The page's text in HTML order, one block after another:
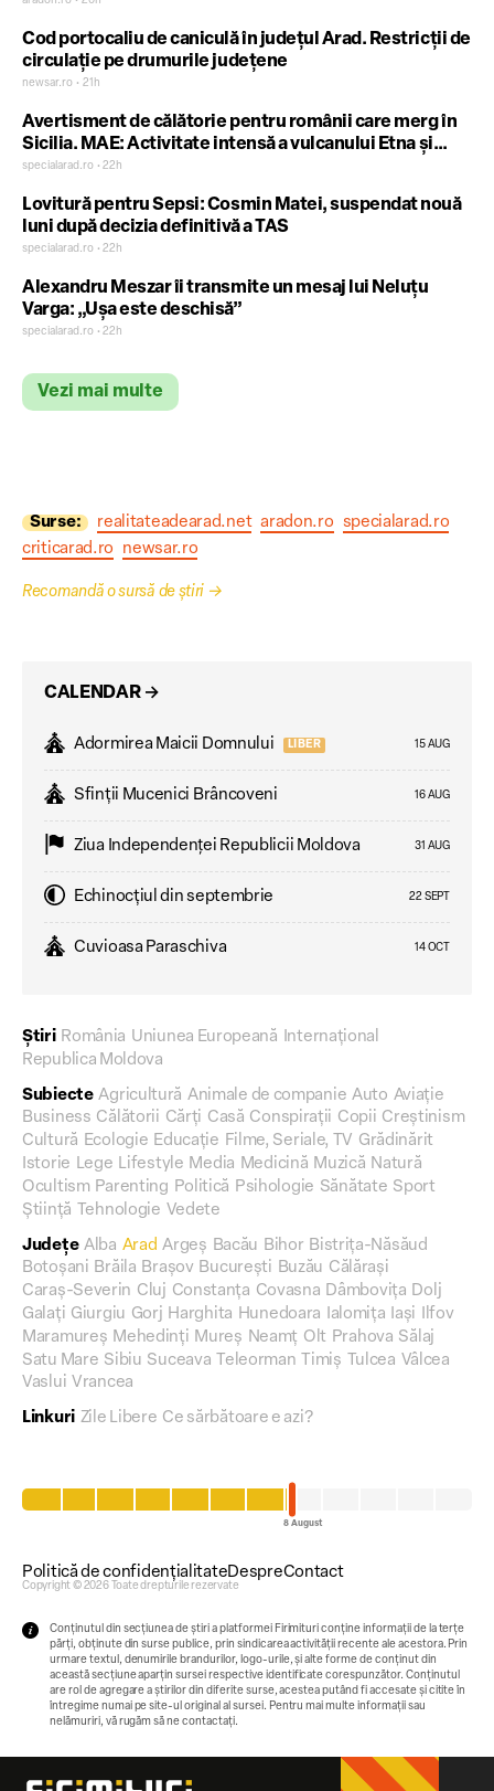
Cod portocaliu de caniculă în județul Arad. Restricții de
circulație pe drumurile județene
newsar.ro • 21h
Avertisment de călătorie pentru românii care merg în
Sicilia. MAE: Activitate intensă a vulcanului Etna și
restricții în zona de vârf
specialarad.ro • 22h
Lovitură pentru Sepsi: Cosmin Matei, suspendat nouă
luni după decizia definitivă a TAS
specialarad.ro • 22h
Alexandru Meszar îi transmite un mesaj lui Neluțu
Varga: „Ușa este deschisă”
specialarad.ro • 22h
Vezi mai multe
Surse: realitateadearad.net aradon.ro specialarad.ro
criticarad.ro
newsar.ro
Recomandă o sursă de știri →
CALENDAR →
Adormirea Maicii Domnului LIBER 15 AUG
Sfinții Mucenici Brâncoveni 16 AUG
Ziua Independenţei Republicii Moldova 31 AUG
Echinocțiul din septembrie 22 SEPT
Cuvioasa Paraschiva 14 OCT
Știri România Uniunea Europeană
Internațional
Republica Moldova
Subiecte Agricultură Animale de companie Auto Aviație
Business Călătorii Cărți Casă Conspirații Copii Creștinism
Cultură Ecologie Educație Filme, Seriale, TV Grădinărit
Istorie Lege Lifestyle Media Medicină Muzică Natură
Ocultism Parenting Politică Psihologie Sănătate Sport
Știință
Tehnologie Vedete
Județe Alba Arad Argeș Bacău Bihor Bistrița-Năsăud
Botoșani Brăila Brașov București Buzău Călărași
Caraș-Severin Cluj Constanța Covasna Dâmbovița Dolj
Galați Giurgiu Gorj Harghita Hunedoara Ialomița Iași Ilfov
Maramureș Mehedinți Mureș Neamț Olt Prahova Sălaj
Satu Mare Sibiu Suceava Teleorman Timiș Tulcea Vâlcea
Vaslui Vrancea
Linkuri Zile Libere Ce sărbătoare e azi?
Politică de confidențialitateDespreContact
Copyright © 2026 Toate drepturile rezervate
Conținutul din secțiunea de știri a platformei Firimituri conține informații de la terțe
părți, obținute din surse publice, prin sindicarea activității recente ale acestora. Prin
urmare textul, denumirile brandurilor, logo-urile, și alte forme de conținut din
această secțiune aparțin sursei respective identificate corespunzător. Conținutul
are rol de agregare a știrilor din diferite surse, acestea putând fi accesate și citite în
întregime numai pe site-ul original al sursei. Pentru mai multe informații sau
nelămuriri, vă rugăm să ne contactați.